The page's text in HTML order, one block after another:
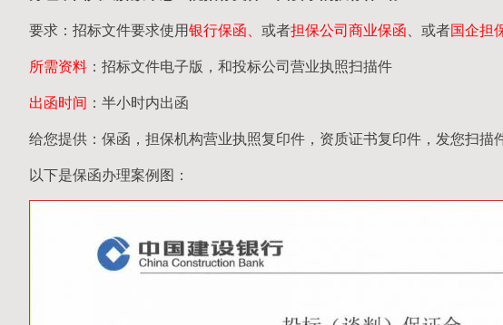
要求：招标文件要求使用银行保函、 或者担保公司商业保函 、或者国企担
所需资料 ：招标文件电子版，和投标公司营业执照扫描件
出函时间 ：半小时内出函
给您提供：保函，担保机构营业执照复印件，资质证书复印件，发您扫描
以下是保函办理案例图：